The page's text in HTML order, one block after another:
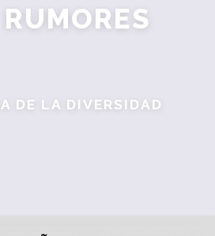
DE LA DIVERSIDAD